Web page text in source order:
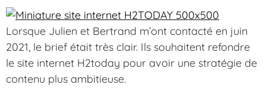
Lorsque Julien et Bertrand m’ont contacté en juin
2021, le brief était très clair. Ils souhaitent refondre
le site internet H2today pour avoir une stratégie de
contenu plus ambitieuse.